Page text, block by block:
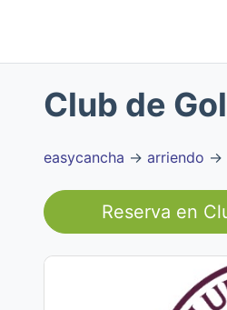
Club de
easycancha → arriendo →
Reserva en